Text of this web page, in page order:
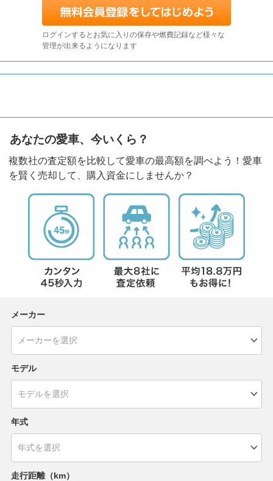
ログインするとお気に入りの保存や燃費記録など様々な
管理が出来るようになります
あなたの愛車、今いくら？
複数社の査定額を比較して愛車の最高額を調べよう！愛車
を賢く売却して、購入資金にしませんか？
メーカー
モデル
年式
走行距離（km）